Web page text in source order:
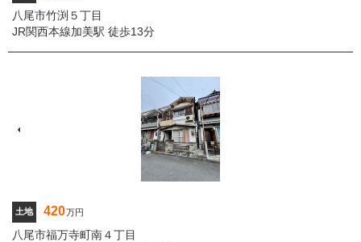
八尾市竹渕５丁目
JR関西本線加美駅 徒歩13分
土地 420万円
八尾市福万寺町南４丁目